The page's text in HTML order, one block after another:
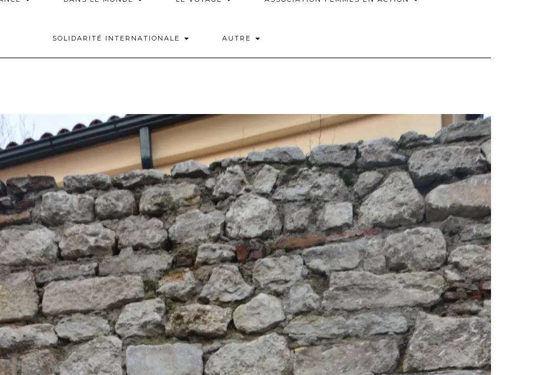
SOLIDARITÉ INTERNATIONALE AUTRE